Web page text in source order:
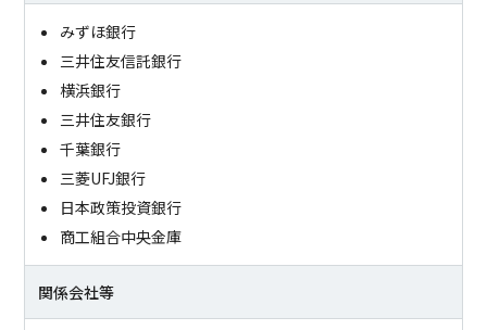
みずほ銀行
三井住友信託銀行
横浜銀行
三井住友銀行
千葉銀行
三菱UFJ銀行
日本政策投資銀行
商工組合中央金庫
関係会社等